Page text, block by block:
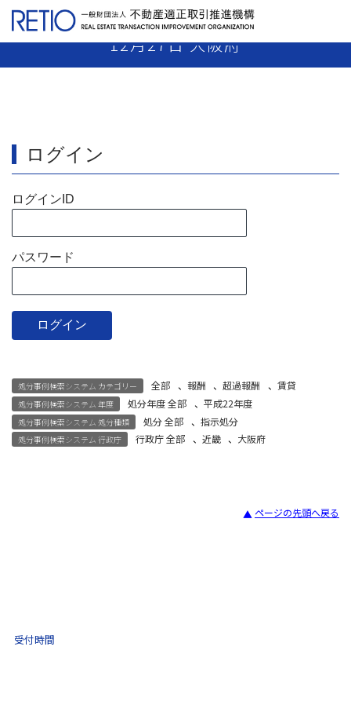
【22-38】媒介業者 指示処分 平成22年
12月27日 大阪府
ログイン
ログインID
パスワード
処分事例検索システム カテゴリー 全部 、 報酬 、超過報酬 、 賃貸
処分事例検索システム 年度 処分年度 全部 、 平成22年度
処分事例検索システム 処分種類 処分 全部 、 指示処分
処分事例検索システム 行政庁 行政庁 全部 、 近畿 、 大阪府
ページの先頭へ戻る
受付時間